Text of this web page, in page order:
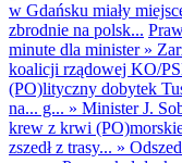
w Gdańsku miały
zbrodnie na polsk...
minute dla minister»
koalicji rządowej KO/
(PO)lityczny dobytek
na... g... » Minister J.
krew z krwi
zszedł z trasy... »